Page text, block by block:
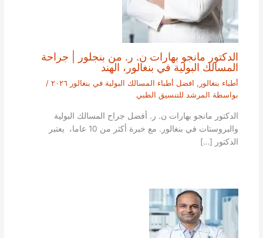
الدكتور مانجو بهارات ن. ر. من بنجلور | جراحة
المسالك البولية في بنغالور، الهند
أطباء بنغالور , افضل أطباء المسالك البولية في بنغالور ٢٠٢٦
/
بواسطة المرشد للتنسيق الطبي
الدكتور مانجو بهارات ن. ر. أفضل جراح المسالك البولية
والبروستات في بنغالور. مع خبرة أكثر من 10 عاما، يعتبر
الدكتور […]